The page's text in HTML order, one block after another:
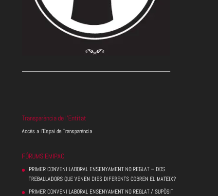
Transparència de l’Entitat
Accès a l’Espai de Transparència
FÓRUMS EMIPAC
PRIMER CONVENI LABORAL ENSENYAMENT NO REGLAT – DOS
TREBALLADORS QUE VENEN DIES DIFERENTS COBREN EL MATEIX?
PRIMER CONVENI LABORAL ENSENYAMENT NO REGLAT / SUPÒSIT